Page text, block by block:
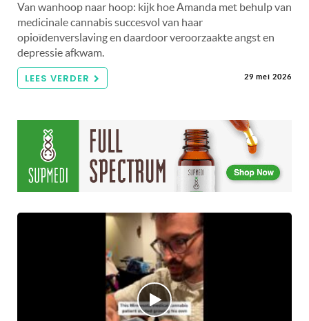
Van wanhoop naar hoop: kijk hoe Amanda met behulp van
medicinale cannabis succesvol van haar
opioïdenverslaving en daardoor veroorzaakte angst en
depressie afkwam.
LEES VERDER 29 mei 2026